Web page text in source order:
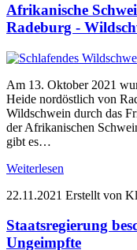
Afrikanische
Radeburg -
Am 13. Oktober 2021
Heide nordöstlich von
Wildschwein durch das
der Afrikanischen
gibt es…
Weiterlesen
22.11.2021 Erstellt von
Staatsregierung
Ungeimpfte